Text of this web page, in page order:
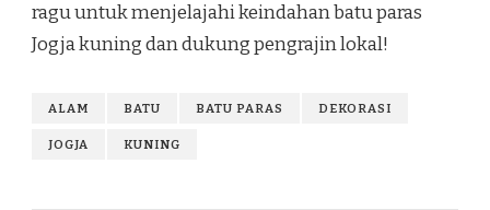
ragu untuk menjelajahi keindahan batu paras
Jogja kuning dan dukung pengrajin lokal!
ALAM BATU BATU PARAS DEKORASI
JOGJA KUNING